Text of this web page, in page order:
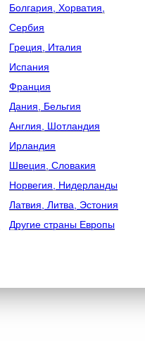
Болгария, Хорватия,
Сербия
Греция, Италия
Испания
Франция
Дания, Бельгия
Англия, Шотландия
Ирландия
Швеция, Словакия
Норвегия, Нидерланды
Латвия, Литва, Эстония
Другие страны Европы